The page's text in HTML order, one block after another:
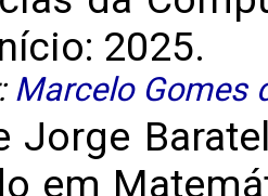
2025.
Marcelo Gomes
Jorge
em